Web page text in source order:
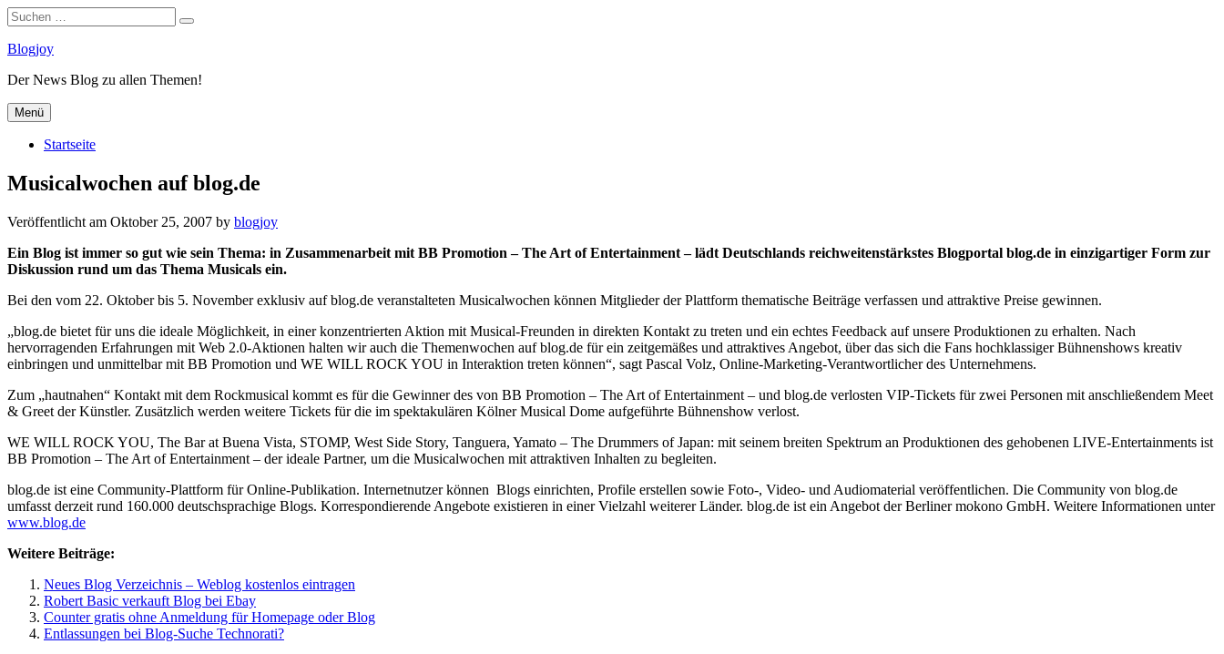
Suchen
nach:
Suchen
Zum
springen
Blogjoy
Der News Blog zu allen Themen!
Menü
Startseite
Musicalwochen auf blog.de
Veröffentlicht am Oktober 25, 2007 by blogjoy
Ein Blog ist immer so gut wie sein Thema: in Zusammenarbeit mit BB Promotion – The Art of Entertainment – lädt Deutschlands reichweitenstärkstes Blogportal blog.de in einzigartiger Form zur
Diskussion rund um das Thema Musicals ein.
Bei den vom 22. Oktober bis 5. November exklusiv auf blog.de veranstalteten Musicalwochen können Mitglieder der Plattform thematische Beiträge verfassen und attraktive Preise gewinnen.
„blog.de bietet für uns die ideale Möglichkeit, in einer konzentrierten Aktion mit Musical-Freunden in direkten Kontakt zu treten und ein echtes Feedback auf unsere Produktionen zu erhalten. Nach
hervorragenden Erfahrungen mit Web 2.0-Aktionen halten wir auch die Themenwochen auf blog.de für ein zeitgemäßes und attraktives Angebot, über das sich die Fans hochklassiger Bühnenshows kreativ
einbringen und unmittelbar mit BB Promotion und WE WILL ROCK YOU in Interaktion treten können“, sagt Pascal Volz, Online-Marketing-Verantwortlicher des Unternehmens.
Zum „hautnahen“ Kontakt mit dem Rockmusical kommt es für die Gewinner des von BB Promotion – The Art of Entertainment – und blog.de verlosten VIP-Tickets für zwei Personen mit anschließendem Meet
& Greet der Künstler. Zusätzlich werden weitere Tickets für die im spektakulären Kölner Musical Dome aufgeführte Bühnenshow verlost.
WE WILL ROCK YOU, The Bar at Buena Vista, STOMP, West Side Story, Tanguera, Yamato – The Drummers of Japan: mit seinem breiten Spektrum an Produktionen des gehobenen LIVE-Entertainments ist
BB Promotion – The Art of Entertainment – der ideale Partner, um die Musicalwochen mit attraktiven Inhalten zu begleiten.
blog.de ist eine Community-Plattform für Online-Publikation. Internetnutzer können Blogs einrichten, Profile erstellen sowie Foto-, Video- und Audiomaterial veröffentlichen. Die Community von blog.de
umfasst derzeit rund 160.000 deutschsprachige Blogs. Korrespondierende Angebote existieren in einer Vielzahl weiterer Länder. blog.de ist ein Angebot der Berliner mokono GmbH. Weitere Informationen unter
www.blog.de
Weitere Beiträge:
Neues Blog Verzeichnis – Weblog kostenlos eintragen
Robert Basic verkauft Blog bei Ebay
Counter gratis ohne Anmeldung für Homepage oder Blog
Entlassungen bei Blog-Suche Technorati?